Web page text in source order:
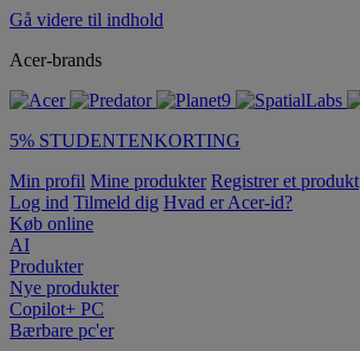
Gå videre til indhold
Acer-brands
5% STUDENTENKORTING
Min profil Mine produkter Registrer et produkt
Log ind Tilmeld dig Hvad er Acer-id?
Køb online
AI
Produkter
Nye produkter
Copilot+ PC
Bærbare pc'er